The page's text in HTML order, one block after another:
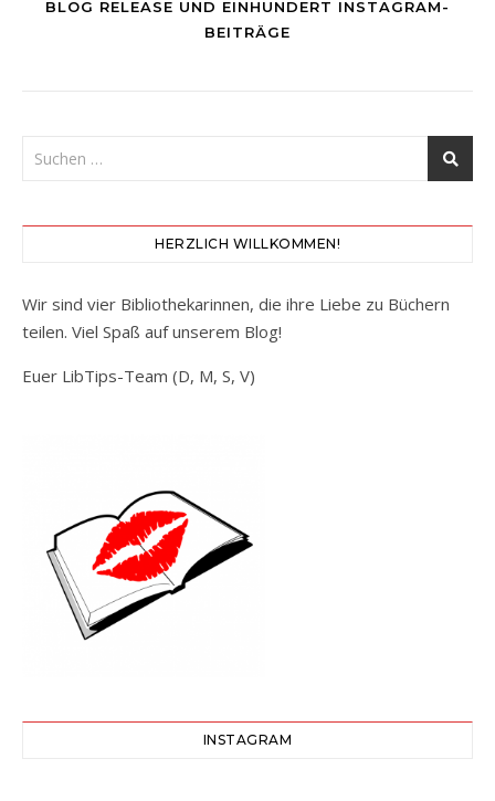
BLOG RELEASE UND EINHUNDERT INSTAGRAM-
BEITRÄGE
HERZLICH WILLKOMMEN!
Wir sind vier Bibliothekarinnen, die ihre Liebe zu Büchern
teilen. Viel Spaß auf unserem Blog!
Euer LibTips-Team (D, M, S, V)
INSTAGRAM